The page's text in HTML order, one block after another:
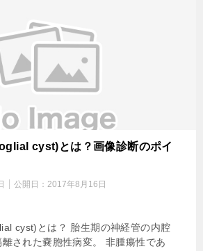
cyst)とは？画像診断のポイ
公開日： 2017年8月16日
cyst)とは？ 胎生期の神経管の内腔
された嚢胞性病変。 非腫瘍性であ